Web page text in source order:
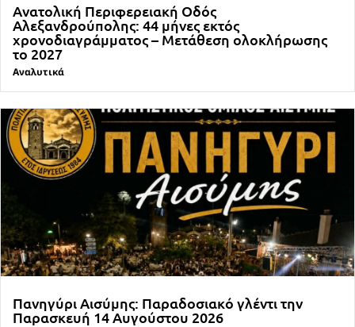
Ανατολική Περιφερειακή Οδός
Αλεξανδρούπολης: 44 μήνες εκτός
χρονοδιαγράμματος – Μετάθεση ολοκλήρωσης
το 2027
Αναλυτικά
Πανηγύρι Αισύμης: Παραδοσιακό γλέντι την
Παρασκευή 14 Αυγούστου 2026